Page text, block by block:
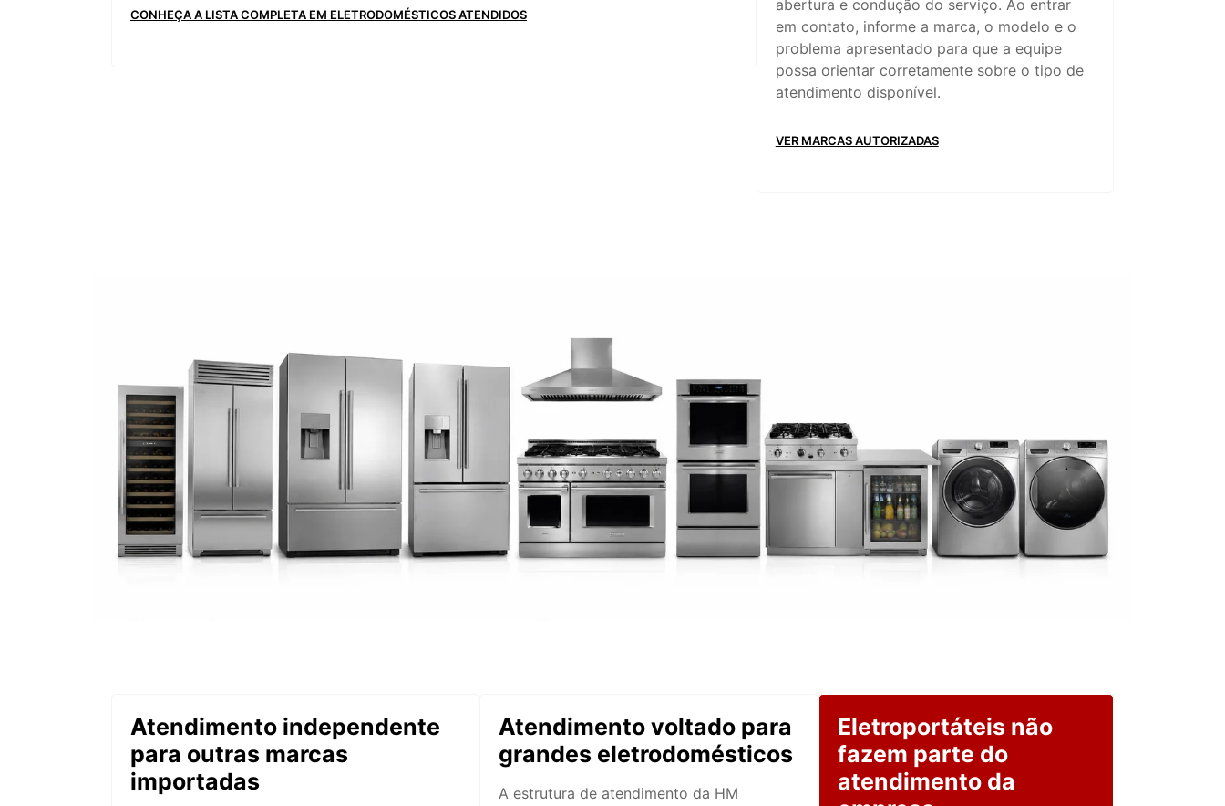
CONHEÇA A LISTA COMPLETA EM ELETRODOMÉSTICOS ATENDIDOS
abertura e condução do serviço. Ao entrar
em contato, informe a marca, o modelo e o
problema apresentado para que a equipe
possa orientar corretamente sobre o tipo de
atendimento disponível.
VER MARCAS AUTORIZADAS
Atendimento independente
para outras marcas
importadas
Atendimento voltado para
grandes eletrodomésticos
A estrutura de atendimento da HM
Eletroportáteis não
fazem parte do
atendimento da